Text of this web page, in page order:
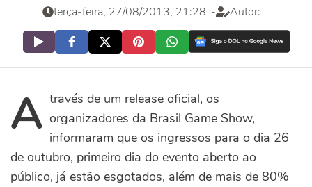
terça-feira, 27/08/2013, 21:28 - Autor:
Através de um release oficial, os
organizadores da Brasil Game Show,
informaram que os ingressos para o dia 26
de outubro, primeiro dia do evento aberto ao
público, já estão esgotados, além de mais de 80%